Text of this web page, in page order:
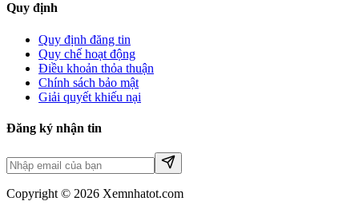
Quy định
Quy định đăng tin
Quy chế hoạt động
Điều khoản thỏa thuận
Chính sách bảo mật
Giải quyết khiếu nại
Đăng ký nhận tin
Copyright © 2026 Xemnhatot.com